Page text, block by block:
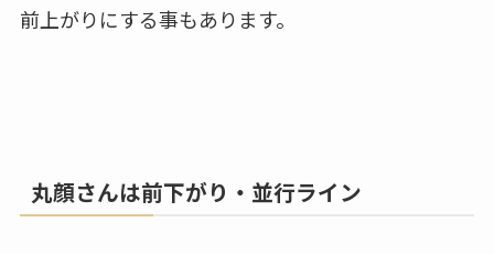
前上がりにする事もあります。
丸顔さんは前下がり・並行ライン